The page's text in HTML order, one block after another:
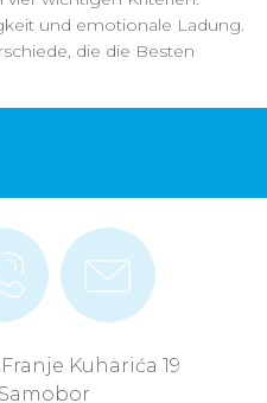
und emotionale Ladung.
die die Besten
Kuharića 19